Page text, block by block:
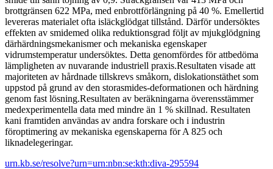
brottgränsen 622 MPa, med enbrottförlängning på 40 %. Emellertid
levereras materialet ofta isläckglödgat tillstånd. Därför undersöktes
effekten av smidemed olika reduktionsgrad följt av mjukglödgning
därhärdningsmekanismer och mekaniska egenskaper
vidrumstemperatur undersöktes. Detta genomfördes för attbedöma
lämpligheten av nuvarande industriell praxis.Resultaten visade att
majoriteten av hårdnade tillskrevs småkorn, dislokationstäthet som
uppstod på grund av den storasmides-deformationen och härdning
genom fast lösning.Resultaten av beräkningarna överensstämmer
medexperimentella data med mindre än 1 % skillnad. Resultaten
kani framtiden användas av andra forskare och i industrin
föroptimering av mekaniska egenskaperna för A 825 och
liknadelegeringar.
urn.kb.se/resolve?urn=urn:nbn:se:kth:diva-295594